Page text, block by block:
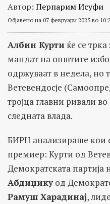
Автор: Перпарим Исуфи
Објавено на 07 февруари 2025 во
Албин Курти ќе се
мандат на општите
одржуваат в недела, но
Ветевендосје
тројца главни ривали
следната влада.
БИРН анализираше кои
премиер: Курти од
Демократската партија
Абдиџикуод
Рамуш Харадинај,